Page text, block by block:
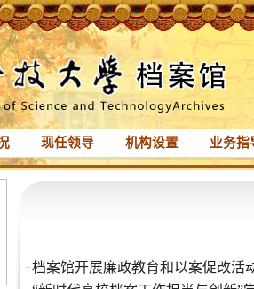
现任领导 机构设置 业务
· 档案馆开展廉政教育和以案促改活